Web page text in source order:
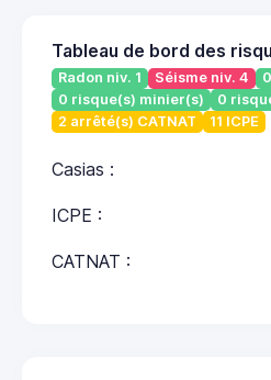
Tableau de bord des
Radon niv. 1 Séisme niv. 4
0 risque(s) minier(s)
0
2 arrêté(s) CATNAT
11 ICPE
Casias :
ICPE :
CATNAT :